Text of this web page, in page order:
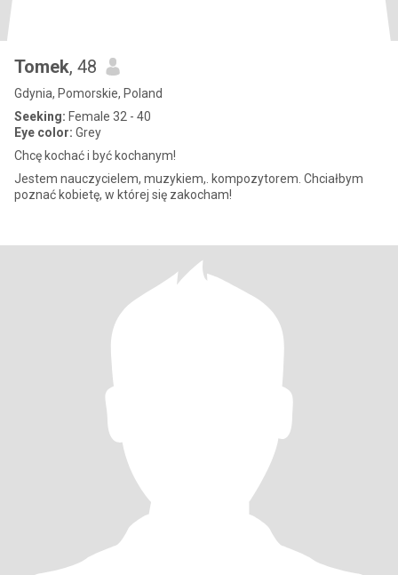
Tomek, 48
Gdynia, Pomorskie, Poland
Seeking: Female 32 - 40
Eye color: Grey
Chcę kochać i być kochanym!
Jestem nauczycielem, muzykiem,. kompozytorem. Chciałbym
poznać kobietę, w której się zakocham!